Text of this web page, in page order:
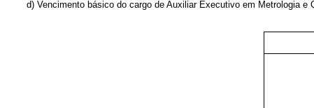
d) Vencimento básico do cargo de Auxiliar Executivo em Metrologia